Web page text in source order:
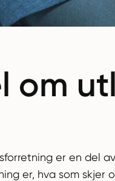
om
er en del
er, hva som skjer